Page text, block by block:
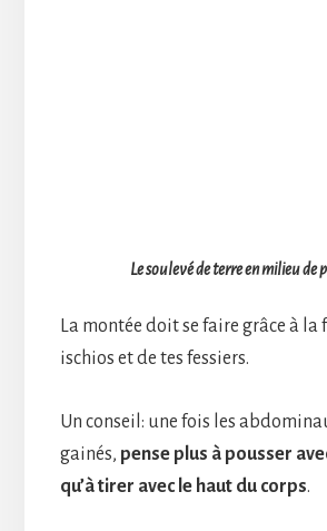
Le soulevé de terre en milieu de
La montée doit se faire grâce à la
ischios et de tes fessiers.
Un conseil: une fois les
gainés, pense plus à pousser
qu’à tirer avec le haut du corps.